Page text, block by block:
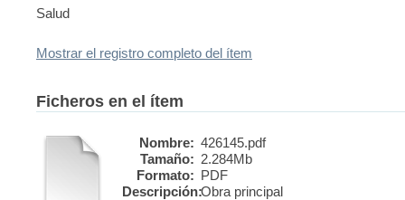
Salud
Mostrar el registro completo del ítem
Ficheros en el ítem
Nombre: 426145.pdf
Tamaño: 2.284Mb
Formato: PDF
Descripción:Obra principal